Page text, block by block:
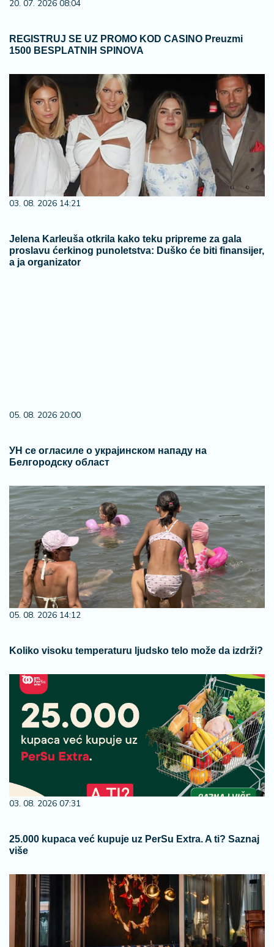
20. 07. 2026 08:04
REGISTRUJ SE UZ PROMO KOD CASINO Preuzmi
1500 BESPLATNIH SPINOVA
03. 08. 2026 14:21
Jelena Karleuša otkrila kako teku pripreme za gala
proslavu ćerkinog punoletstva: Duško će biti finansijer,
a ja organizator
05. 08. 2026 20:00
УН се огласиле о украјинском нападу на
Белгородску област
05. 08. 2026 14:12
Koliko visoku temperaturu ljudsko telo može da izdrži?
03. 08. 2026 07:31
25.000 kupaca već kupuje uz PerSu Extra. A ti? Saznaj
više